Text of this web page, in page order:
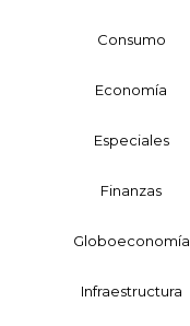
Consumo
Economía
Especiales
Finanzas
Globoeconomía
Infraestructura